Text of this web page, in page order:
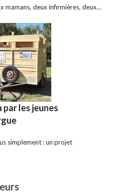
mamans, deux infirmières, deux…
les jeunes
simplement : un projet